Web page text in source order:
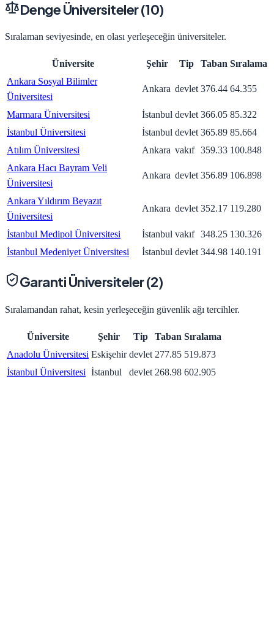
Denge Üniversiteler (10)
Sıralaman seviyesinde, en olası yerleşeceğin üniversiteler.
Üniversite Şehir Tip Taban Sıralama
Ankara Sosyal Bilimler
Üniversitesi
Ankara devlet 376.44 64.355
Marmara Üniversitesi İstanbul devlet 366.05 85.322
İstanbul Üniversitesi
İstanbul devlet 365.89 85.664
Atılım Üniversitesi
Ankara vakıf 359.33 100.848
Ankara Hacı Bayram Veli
Üniversitesi
Ankara devlet 356.89 106.898
Ankara Yıldırım Beyazıt
Üniversitesi
Ankara devlet 352.17 119.280
İstanbul Medipol Üniversitesi İstanbul vakıf 348.25 130.326
İstanbul Medeniyet Üniversitesi
İstanbul devlet 344.98 140.191
Garanti Üniversiteler (2)
Sıralamandan rahat, kesin yerleşeceğin güvenlik ağı tercihler.
Üniversite Şehir Tip Taban Sıralama
Anadolu Üniversitesi Eskişehir devlet 277.85 519.873
İstanbul Üniversitesi İstanbul devlet 268.98 602.905